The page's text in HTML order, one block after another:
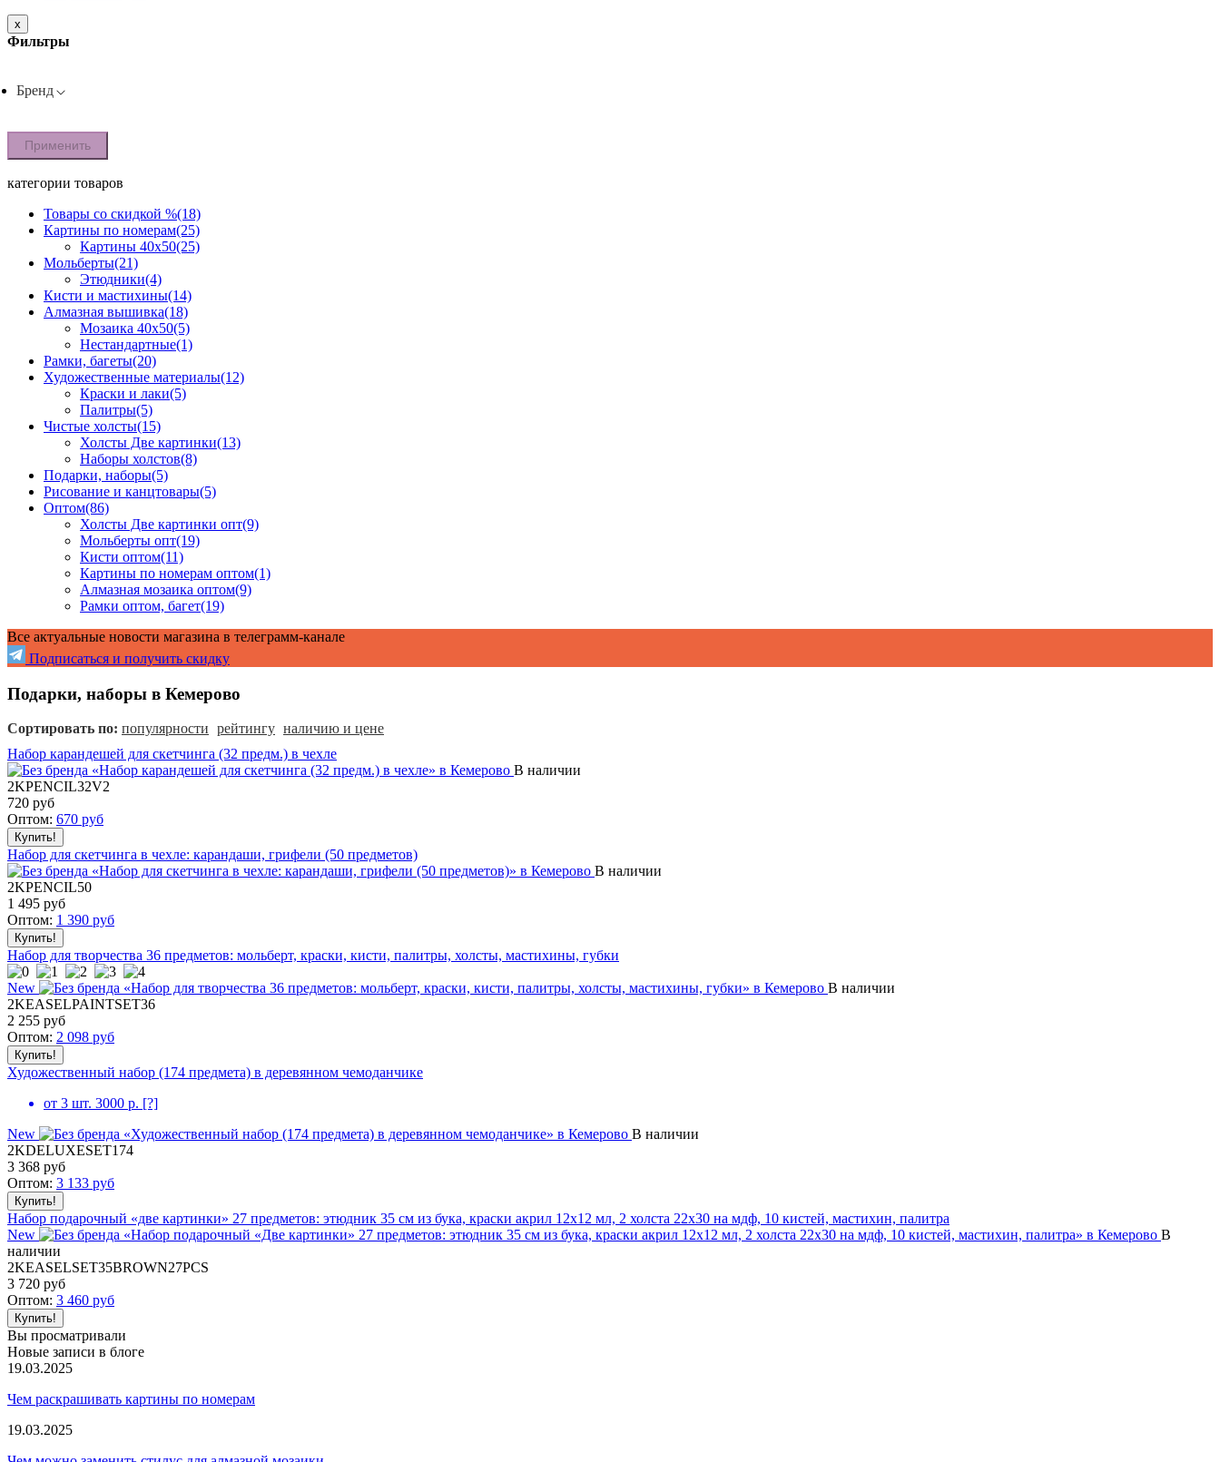
x
Фильтры
Бренд
Применить
категории товаров
Товары со скидкой %(18)
Картины по номерам(25)
Картины 40x50(25)
Мольберты(21)
Этюдники(4)
Кисти и мастихины(14)
Алмазная вышивка(18)
Мозаика 40x50(5)
Нестандартные(1)
Рамки, багеты(20)
Художественные материалы(12)
Краски и лаки(5)
Палитры(5)
Чистые холсты(15)
Холсты Две картинки(13)
Наборы холстов(8)
Подарки, наборы(5)
Рисование и канцтовары(5)
Оптом(86)
Холсты Две картинки опт(9)
Мольберты опт(19)
Кисти оптом(11)
Картины по номерам оптом(1)
Алмазная мозаика оптом(9)
Рамки оптом, багет(19)
Все актуальные новости магазина в телеграмм-канале
Подписаться и получить скидку
Подарки, наборы в Кемерово
Сортировать по: популярности рейтингу наличию и цене
Набор карандешей для скетчинга (32 предм.) в чехле
В наличии
2KPENCIL32V2
720 руб
Оптом: 670 руб
Набор для скетчинга в чехле: карандаши, грифели (50 предметов)
В наличии
2KPENCIL50
1 495 руб
Оптом: 1 390 руб
Набор для творчества 36 предметов: мольберт, краски, кисти, палитры, холсты, мастихины, губки
New
В наличии
2KEASELPAINTSET36
2 255 руб
Оптом: 2 098 руб
Художественный набор (174 предмета) в деревянном чемоданчике
от 3 шт. 3000 р. [?]
New
В наличии
2KDELUXESET174
3 368 руб
Оптом: 3 133 руб
Набор подарочный «две картинки» 27 предметов: этюдник 35 см из бука, краски акрил 12x12 мл, 2 холста 22x30 на мдф, 10 кистей, мастихин, палитра
New
В
наличии
2KEASELSET35BROWN27PCS
3 720 руб
Оптом: 3 460 руб
Вы просматривали
Новые записи в блоге
19.03.2025
Чем раскрашивать картины по номерам
19.03.2025